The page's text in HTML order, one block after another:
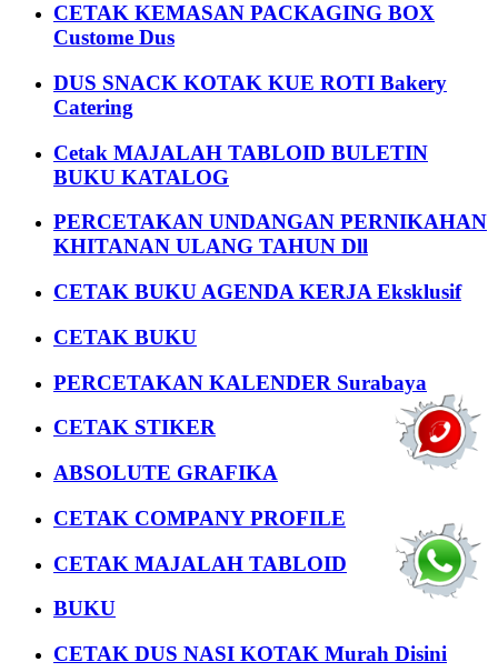
CETAK KEMASAN PACKAGING BOX
Custome Dus
DUS SNACK KOTAK KUE ROTI Bakery
Catering
Cetak MAJALAH TABLOID BULETIN
BUKU KATALOG
PERCETAKAN UNDANGAN PERNIKAHAN
KHITANAN ULANG TAHUN Dll
CETAK BUKU AGENDA KERJA Eksklusif
CETAK BUKU
PERCETAKAN KALENDER Surabaya
CETAK STIKER
ABSOLUTE GRAFIKA
CETAK COMPANY PROFILE
CETAK MAJALAH TABLOID
BUKU
CETAK DUS NASI KOTAK Murah Disini